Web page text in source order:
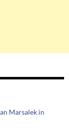
Marsalek in